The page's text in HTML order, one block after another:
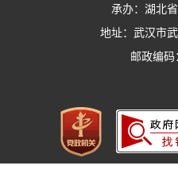
承办：湖北
地址：武汉市
邮政编